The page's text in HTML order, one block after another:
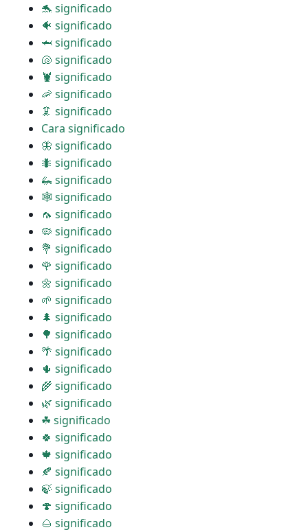
🐬 significado
🐠 significado
🦈 significado
🐚 significado
🦞 significado
🦐 significado
🦑 significado
Cara significado
🦋 significado
🐜 significado
🦗 significado
🕸 significado
🦟 significado
🦠 significado
💐 significado
🌹 significado
🌼 significado
🌱 significado
🌲 significado
🌳 significado
🌴 significado
🌵 significado
🌾 significado
🌿 significado
☘ significado
🍀 significado
🍁 significado
🍂 significado
🍃 significado
🍄 significado
🌰 significado